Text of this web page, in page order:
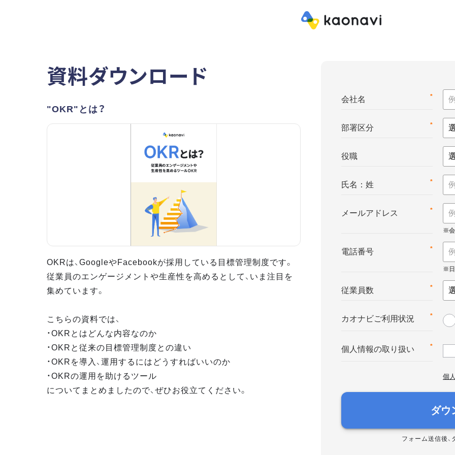
資料ダウンロード
"OKR"とは？
OKRは、GoogleやFacebookが採用している目標管理制度です。
従業員のエンゲージメントや生産性を高めるとして、いま注目を
集めています。
こちらの資料では、
・OKRとはどんな内容なのか
・OKRと従来の目標管理制度との違い
・OKRを導入、運用するにはどうすればいいのか
・OKRの運用を助けるツール
についてまとめましたので、ぜひお役立てください。
*
会社名
*
部署区分
役職
*
氏名：姓
*
メールアドレス
*
電話番号
*
従業員数
*
カオナビご利用状況
*
個人情報の取り扱い
個
ダウ
フォーム送信後